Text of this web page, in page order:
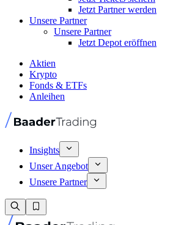
Jetzt Partner werden
Unsere Partner
Unsere Partner
Jetzt Depot eröffnen
Aktien
Krypto
Fonds & ETFs
Anleihen
Insights
Unser Angebot
Unsere Partner